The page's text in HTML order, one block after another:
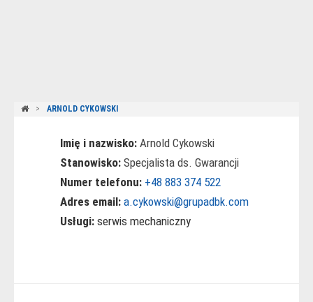
ARNOLD CYKOWSKI
Imię i nazwisko: Arnold Cykowski
Stanowisko: Specjalista ds. Gwarancji
Numer telefonu: +48 883 374 522
Adres email: a.cykowski@grupadbk.com
Usługi: serwis mechaniczny